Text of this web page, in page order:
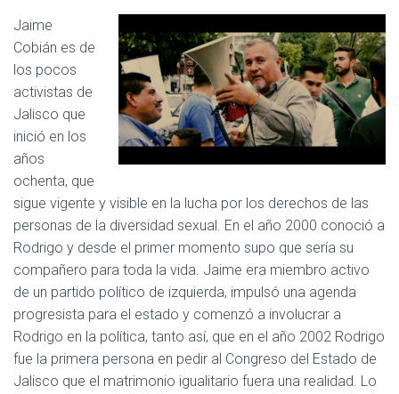
Jaime
Cobián es de
los pocos
activistas de
Jalisco que
inició en los
años
ochenta, que
sigue vigente y visible en la lucha por los derechos de las
personas de la diversidad sexual. En el año 2000 conoció a
Rodrigo y desde el primer momento supo que sería su
compañero para toda la vida. Jaime era miembro activo
de un partido político de izquierda, impulsó una agenda
progresista para el estado y comenzó a involucrar a
Rodrigo en la política, tanto así, que en el año 2002 Rodrigo
fue la primera persona en pedir al Congreso del Estado de
Jalisco que el matrimonio igualitario fuera una realidad. Lo